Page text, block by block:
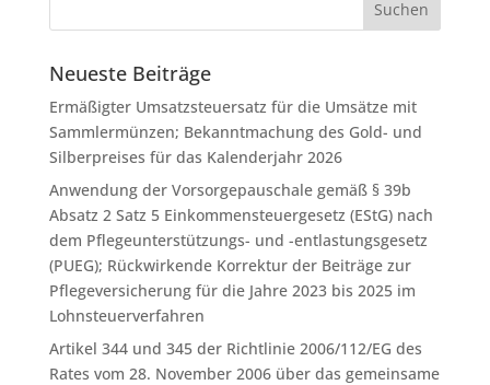
Neueste Beiträge
Ermäßigter Umsatzsteuersatz für die Umsätze mit
Sammlermünzen; Bekanntmachung des Gold- und
Silberpreises für das Kalenderjahr 2026
Anwendung der Vorsorgepauschale gemäß § 39b
Absatz 2 Satz 5 Einkommensteuergesetz (EStG) nach
dem Pflegeunterstützungs- und -entlastungsgesetz
(PUEG); Rückwirkende Korrektur der Beiträge zur
Pflegeversicherung für die Jahre 2023 bis 2025 im
Lohnsteuerverfahren
Artikel 344 und 345 der Richtlinie 2006/112/EG des
Rates vom 28. November 2006 über das gemeinsame